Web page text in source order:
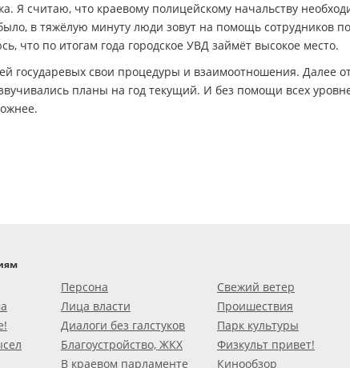
Я считаю, что краевому полицейскому начальству
в тяжёлую минуту люди зовут на помощь сотрудников
что по итогам года городское УВД займёт высокое место.
государевых свои процедуры и взаимоотношения. Далее
планы на год текущий. И без помощи всех
Персона
Лица власти
Диалоги без галстуков
Благоустройство, ЖКХ
В краевом парламенте
Свежий ветер
Проишествия
Парк культуры
Физкульт привет!
Кинообзор